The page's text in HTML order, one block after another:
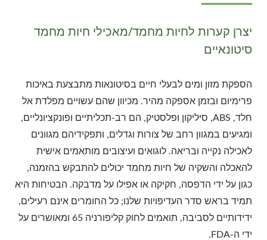
יצרן קערות לחיות מחמד/מאכילי חיות מחמד
סיטונאיים
הספקת מזון ומים לבעלי חיים בסיטונאות מתבצעת באיכות
פרימיום ובזמן אספקה מהיר. מכיוון שהם עשויים מפלדת אל
חלד, ABS, סיליקון ופלסטיק, הם רב-תכליתיים ופונקציונליים,
ומגיעים במגוון רחב של צורות וגדלים, ותפקידיהם מגוונים
לאכילה נקייה ובריאה. לוגואים ועיצובים מותאמים אישית
להאכלה והשקיה של חיות מחמד יכולים להתבקש בהזמנה,
כגון על ידי הדפסה, חקיקה או אפילו על מדבקה. הבטיחות היא
תמיד בראש סדר העדיפויות שלנו; כל החומרים אינם רעילים,
ידידותיים לסביבה, תואמים לחוק קליפורניה 65 ומאושרים על
ידי ה-FDA.